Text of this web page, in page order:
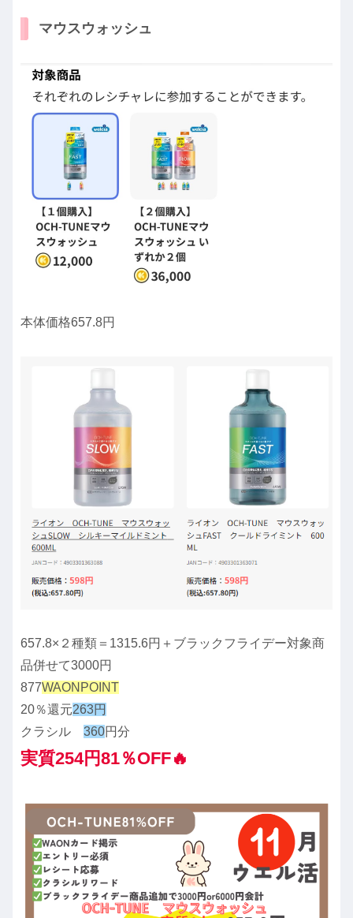
マウスウォッシュ
本体価格657.8円
657.8×２種類＝1315.6円＋ブラックフライデー対象商
品併せて3000円
877WAONPOINT
20％還元263円
クラシル 360円分
実質254円81％OFF🔥